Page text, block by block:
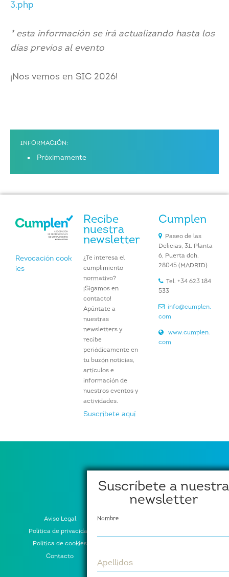
3.php
* esta información se irá actualizando hasta los
días previos al evento
¡Nos vemos en SIC 2026!
INFORMACIÓN:
Próximamente
Suscríbete a nuestra
newsletter
Nombre
Apellidos
Revocación cook
ies
Recibe
nuestra
newsletter
¿Te interesa el
cumplimiento
normativo?
¡Sigamos en
contacto!
Apúntate a
nuestras
newsletters y
recibe
periódicamente en
tu buzón noticias,
artículos e
información de
nuestros eventos y
actividades.
Suscríbete aquí
Cumplen
Paseo de las
Delicias, 31. Planta
6, Puerta dch.
28045 (MADRID)
Tel. +34 623 184
533
info@cumplen.
com
www.cumplen.
com
Aviso Legal
Política de privacidad
Política de cookies
Contacto